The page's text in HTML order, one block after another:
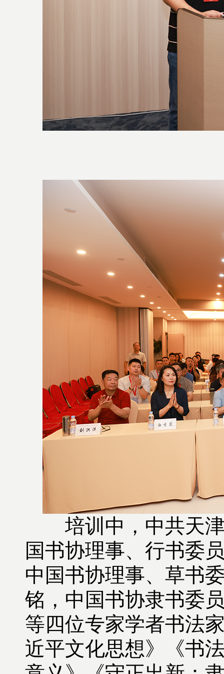
培训中，中共天津
国书协理事、行书委
中国书协理事、草书
铭，中国书协隶书委
等四位专家学者书法
近平文化思想》《书